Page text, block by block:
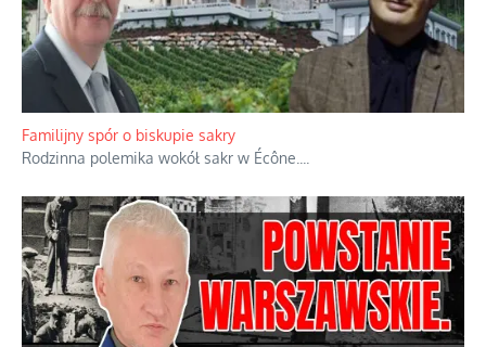
Familijny spór o biskupie sakry
Rodzinna polemika wokół sakr w Écône.